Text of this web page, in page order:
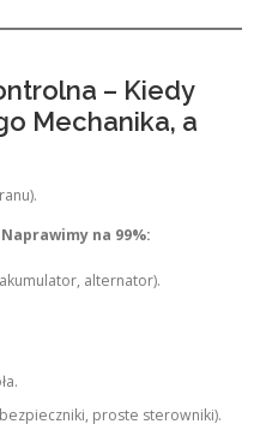
– Kiedy
Mechanika, a
Naprawimy na 99%:
alternator).
proste sterowniki).